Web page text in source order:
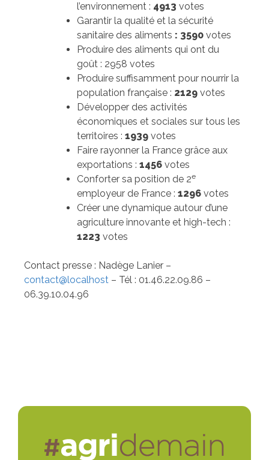
l’environnement : 4913 votes
Garantir la qualité et la sécurité
sanitaire des aliments : 3590 votes
Produire des aliments qui ont du
goût : 2958 votes
Produire suffisamment pour nourrir la
population française : 2129 votes
Développer des activités
économiques et sociales sur tous les
territoires : 1939 votes
Faire rayonner la France grâce aux
exportations : 1456 votes
Conforter sa position de 2e
employeur de France : 1296 votes
Créer une dynamique autour d’une
agriculture innovante et high-tech :
1223 votes
Contact presse : Nadège Lanier –
contact@localhost – Tél : 01.46.22.09.86 –
06.39.10.04.96